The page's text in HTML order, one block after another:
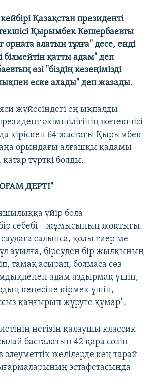
Қазақстан президенті
Қырымбек Көшербаевты
алатын тұлға" десе, енді
білмейтін қатты адам" деп
өзі "біздің кезеңімізді
еске алады" деп жазады.
жүйесіндегі ең ықпалды
әкімшілігінің жетекшісі
кіріскен 64 жастағы Қырымбек
орындағы алғашқы қадамы
түрткі болды.
ДЕРТІ"
үйір бола
себебі – жұмысының жоқтығы.
саудаға салынса, қолы тиер ме
ауылға, біреуден бір жылқының
тамақ асырап, болмаса сөз
адам аздырмақ үшін,
кеңесіне кірмек үшін,
қаңғырып жүруге құмар".
негізін қалаушы классик
басталатын 42 қара сөзін
әлеуметтік желілерде кең тарай
эстафетасында